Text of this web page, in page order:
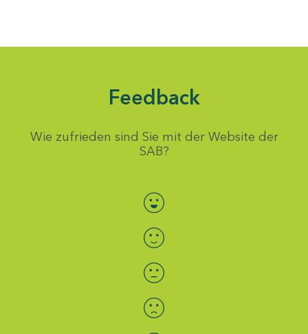
Feedback
Wie zufrieden sind Sie mit der Website der
SAB?
Bewertung auswählen